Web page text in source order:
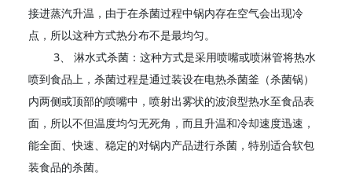
接进蒸汽升温，由于在杀菌过程中锅内存在空气会出现冷
点，所以这种方式热分布不是最均匀。
3、 淋水式杀菌：这种方式是采用喷嘴或喷淋管将热水
喷到食品上，杀菌过程是通过装设在电热杀菌釜（杀菌锅）
内两侧或顶部的喷嘴中，喷射出雾状的波浪型热水至食品表
面，所以不但温度均匀无死角，而且升温和冷却速度迅速，
能全面、快速、稳定的对锅内产品进行杀菌，特别适合软包
装食品的杀菌。